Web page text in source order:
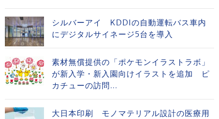
シルバーアイ KDDIの自動運転バス車内
にデジタルサイネージ5台を導入
素材無償提供の「ポケモンイラストラボ」
が新入学・新入園向けイラストを追加 ピ
カチューの訪問...
大日本印刷 モノマテリアル設計の医療用